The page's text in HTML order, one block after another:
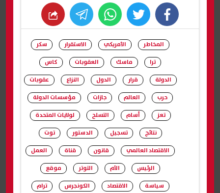
facebook
twitter
whats
المخاطر الأمريكي الاستقرار
سكر
ترا
ماسك العقوبات
كاس
الدولة
قرار الدول النزاع
عقوبات
حرب
العالم جازات
مؤسسات الدولة
تعز
أسام التسلح
لولايات المتحدة
نتائج
تسجيل الدستور
توت
الاقتصاد العالمي
قانون قناة
العمل
الرئيس
الأم التوتر
موقع
سياسة
الاقتصاد الكونجرس
ترام